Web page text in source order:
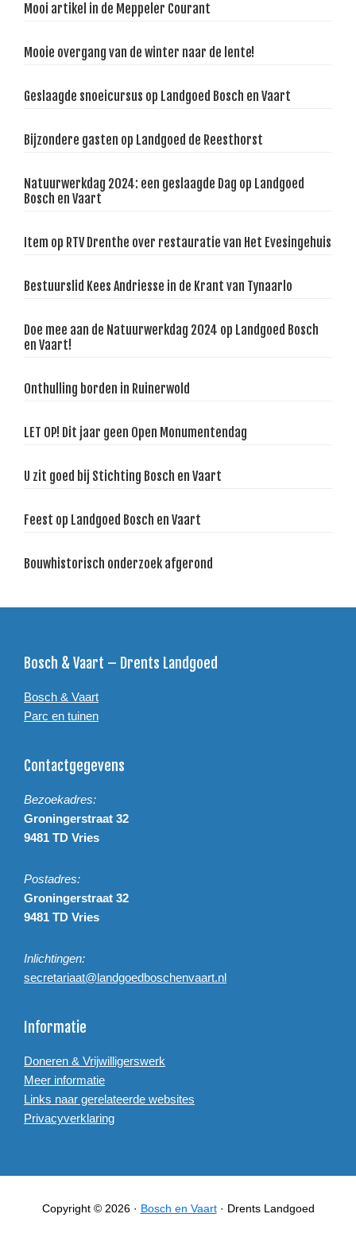
Mooi artikel in de Meppeler Courant
Mooie overgang van de winter naar de lente!
Geslaagde snoeicursus op Landgoed Bosch en Vaart
Bijzondere gasten op Landgoed de Reesthorst
Natuurwerkdag 2024: een geslaagde Dag op Landgoed
Bosch en Vaart
Item op RTV Drenthe over restauratie van Het Evesingehuis
Bestuurslid Kees Andriesse in de Krant van Tynaarlo
Doe mee aan de Natuurwerkdag 2024 op Landgoed Bosch
en Vaart!
Onthulling borden in Ruinerwold
LET OP! Dit jaar geen Open Monumentendag
U zit goed bij Stichting Bosch en Vaart
Feest op Landgoed Bosch en Vaart
Bouwhistorisch onderzoek afgerond
FooterBosch & Vaart – Drents Landgoed
Bosch & Vaart
Parc en tuinen
Contactgegevens
Bezoekadres:
Groningerstraat 32
9481 TD Vries
Postadres:
Groningerstraat 32
9481 TD Vries
Inlichtingen:
secretariaat@landgoedboschenvaart.nl
Informatie
Doneren & Vrijwilligerswerk
Meer informatie
Links naar gerelateerde websites
Privacyverklaring
Copyright © 2026 · Bosch en Vaart· Drents Landgoed